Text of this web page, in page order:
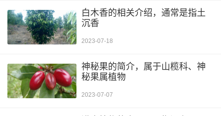
白木香的相关介绍，通常是指土
沉香
2023-07-18
神秘果的简介，属于山榄科、神
秘果属植物
2023-07-07